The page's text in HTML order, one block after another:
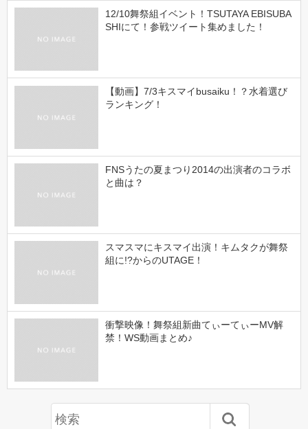
12/10舞祭組イベント！TSUTAYA EBISUBA
SHIにて！参戦ツイート集めました！
【動画】7/3キスマイbusaiku！？水着選び
ランキング！
FNSうたの夏まつり2014の出演者のコラボ
と曲は？
スマスマにキスマイ出演！キムタクが舞祭
組に!?からのUTAGE！
衝撃映像！舞祭組新曲てぃーてぃーMV解
禁！WS動画まとめ♪